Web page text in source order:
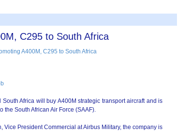
C295 to South Africa
Africa will buy A400M strategic transport aircraft and is
the South African Air Force (SAAF).
Vice President Commercial at Airbus Military, the company is